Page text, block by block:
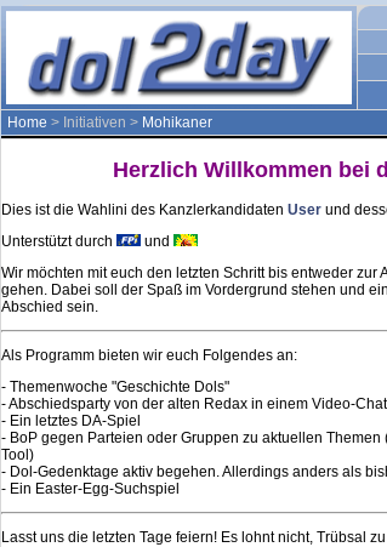
Home > Initiativen > Mohikaner
Herzlich Willkommen bei
Dies ist die Wahlini des Kanzlerkandidaten User und
Unterstützt durch
und
Wir möchten mit euch den letzten Schritt bis entweder
gehen. Dabei soll der Spaß im Vordergrund stehen und
Abschied sein.
Als Programm bieten wir euch Folgendes an:
- Themenwoche "Geschichte Dols"
- Abschiedsparty von der alten Redax in einem Video-Chat
- Ein letztes DA-Spiel
- BoP gegen Parteien oder Gruppen zu aktuellen
Tool)
- Dol-Gedenktage aktiv begehen. Allerdings anders als
- Ein Easter-Egg-Suchspiel
Lasst uns die letzten Tage feiern! Es lohnt nicht, Trübsal